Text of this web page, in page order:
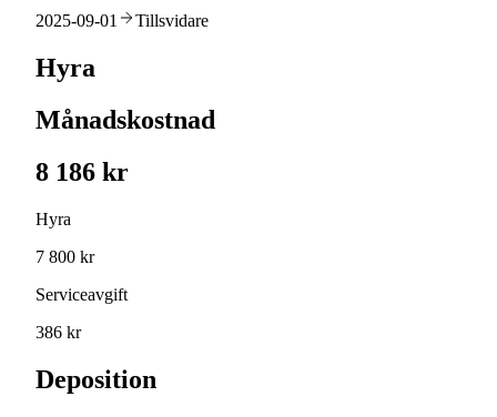
2025-09-01 Tillsvidare
Hyra
Månadskostnad
8 186 kr
Hyra
7 800 kr
Serviceavgift
386 kr
Deposition